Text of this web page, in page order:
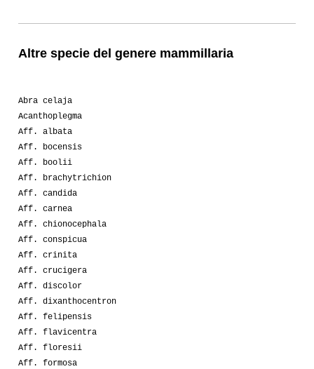
Altre specie del genere mammillaria
Abra celaja
Acanthoplegma
Aff. albata
Aff. bocensis
Aff. boolii
Aff. brachytrichion
Aff. candida
Aff. carnea
Aff. chionocephala
Aff. conspicua
Aff. crinita
Aff. crucigera
Aff. discolor
Aff. dixanthocentron
Aff. felipensis
Aff. flavicentra
Aff. floresii
Aff. formosa